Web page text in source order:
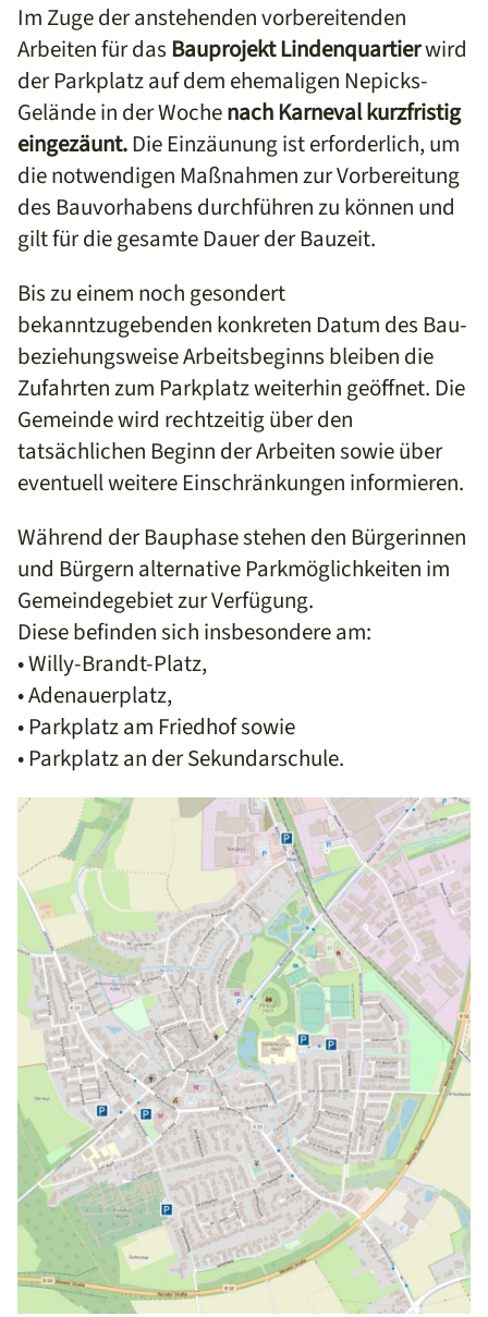
Im Zuge der anstehenden vorbereitenden
Arbeiten für das Bauprojekt Lindenquartierwird
der Parkplatz auf dem ehemaligen Nepicks-
Gelände in der Wochenach Karneval kurzfristig
eingezäunt.Die Einzäunung ist erforderlich, um
die notwendigen Maßnahmen zur Vorbereitung
des Bauvorhabens durchführen zu können und
gilt für die gesamte Dauer der Bauzeit.
Bis zu einem noch gesondert
bekanntzugebenden konkreten Datum des Bau-
beziehungsweise Arbeitsbeginns bleiben die
Zufahrten zum Parkplatz weiterhin geöffnet. Die
Gemeinde wird rechtzeitig über den
tatsächlichen Beginn der Arbeiten sowie über
eventuell weitere Einschränkungen informieren.
Während der Bauphase stehen den Bürgerinnen
und Bürgern alternative Parkmöglichkeiten im
Gemeindegebiet zur Verfügung.
Diese befinden sich insbesondere am:
• Willy-Brandt-Platz,
• Adenauerplatz,
• Parkplatz am Friedhof sowie
• Parkplatz an der Sekundarschule.